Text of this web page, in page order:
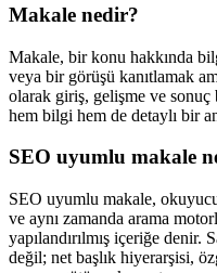
Makale nedir?
Makale, bir konu hakkında
veya bir görüşü kanıtlamak
olarak giriş, gelişme ve
hem bilgi hem de detaylı bir
SEO uyumlu makale
SEO uyumlu makale,
ve aynı zamanda arama
yapılandırılmış içeriğe denir.
değil; net başlık hiyerarşisi,